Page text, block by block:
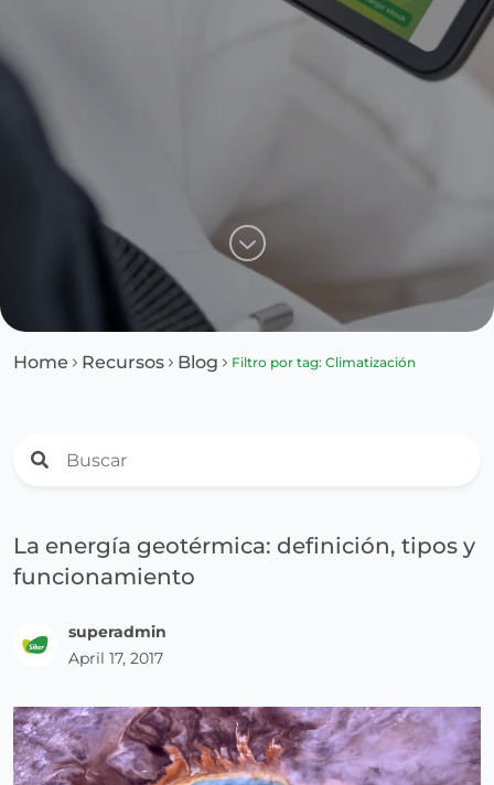
Home Recursos Blog Filtro por tag: Climatización
La energía geotérmica: definición, tipos y
funcionamiento
superadmin
April 17, 2017